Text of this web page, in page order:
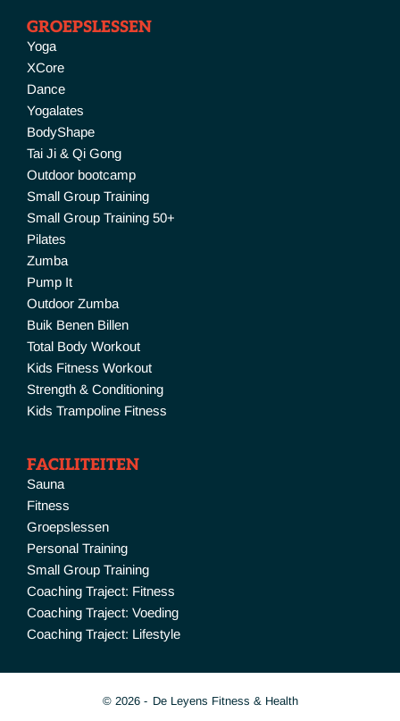
GROEPSLESSEN
Yoga
XCore
Dance
Yogalates
BodyShape
Tai Ji & Qi Gong
Outdoor bootcamp
Small Group Training
Small Group Training 50+
Pilates
Zumba
Pump It
Outdoor Zumba
Buik Benen Billen
Total Body Workout
Kids Fitness Workout
Strength & Conditioning
Kids Trampoline Fitness
FACILITEITEN
Sauna
Fitness
Groepslessen
Personal Training
Small Group Training
Coaching Traject: Fitness
Coaching Traject: Voeding
Coaching Traject: Lifestyle
© 2026 - De Leyens Fitness & Health